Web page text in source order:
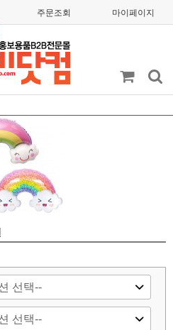
주문조회 마이페이지